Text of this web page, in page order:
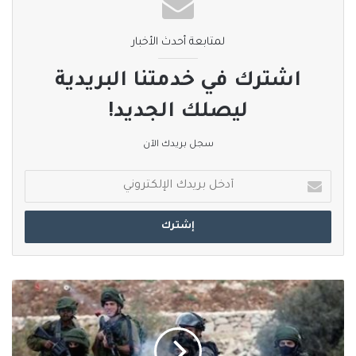
أوكرانيا
صحيفة_العربي_الالكترونية
نسخ الرابط
لمتابعة أحدث الأخبار
اشترك في خدمتنا البريدية
ليصلك الجديد!
سجل بريدك الآن
بريدك
الإلكتروني
استشهاد
شاب
فلسطيني
برصاص
قوات